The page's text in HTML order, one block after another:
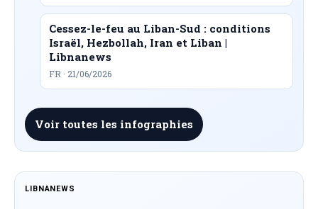
Cessez-le-feu au Liban-Sud : conditions
Israël, Hezbollah, Iran et Liban |
Libnanews
FR · 21/06/2026
Voir toutes les infographies
LIBNANEWS